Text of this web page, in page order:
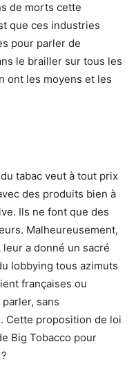
de morts cette
que ces industries
pour parler de
le brailler sur tous les
ont les moyens et les
tabac veut à tout prix
des produits bien à
Ils ne font que des
Malheureusement,
leur a donné un sacré
lobbying tous azimuts
françaises ou
sans
Cette proposition de loi
Big Tobacco pour